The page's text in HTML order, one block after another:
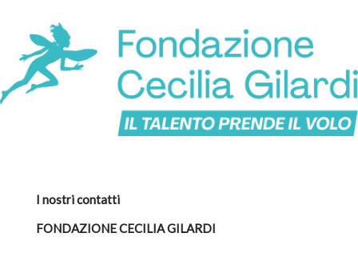
I nostri contatti
FONDAZIONE CECILIA GILARDI